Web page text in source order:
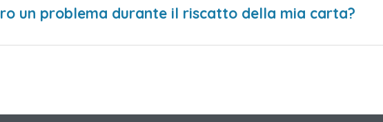
un problema durante il riscatto della mia carta?